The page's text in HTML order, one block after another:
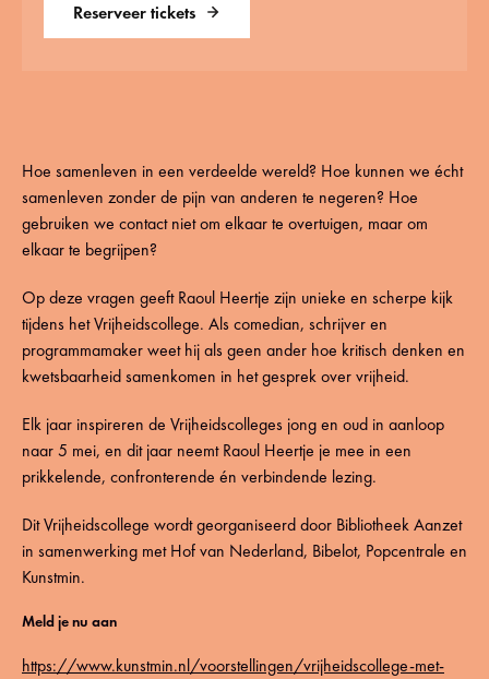
Reserveer tickets
Hoe samenleven in een verdeelde wereld? Hoe kunnen we écht
samenleven zonder de pijn van anderen te negeren? Hoe
gebruiken we contact niet om elkaar te overtuigen, maar om
elkaar te begrijpen?
Op deze vragen geeft Raoul Heertje zijn unieke en scherpe kijk
tijdens het Vrijheidscollege. Als comedian, schrijver en
programmamaker weet hij als geen ander hoe kritisch denken en
kwetsbaarheid samenkomen in het gesprek over vrijheid.
Elk jaar inspireren de Vrijheidscolleges jong en oud in aanloop
naar 5 mei, en dit jaar neemt Raoul Heertje je mee in een
prikkelende, confronterende én verbindende lezing.
Dit Vrijheidscollege wordt georganiseerd door Bibliotheek Aanzet
in samenwerking met Hof van Nederland, Bibelot, Popcentrale en
Kunstmin.
Meld je nu aan
https://www.kunstmin.nl/voorstellingen/vrijheidscollege-met-